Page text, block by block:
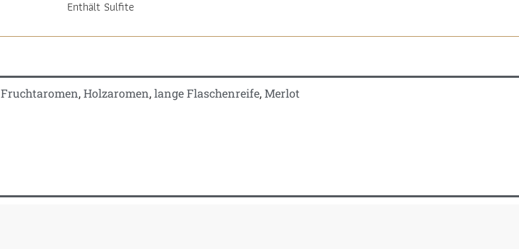
Enthält Sulfite
Fruchtaromen,Holzaromen,lange Flaschenreife,Merlot